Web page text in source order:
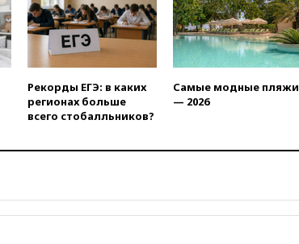
14:14
Роспотребнадзор
одобрил открытие сезона на
105 пляжах в Анапе
Глава Тувы включил
кандидатов в Совфед
13:57
законопроект о частной
собственности
Рекорды ЕГЭ: в каких
регионах больше
всего стобалльников?
Самые модные пляжи
— 2026